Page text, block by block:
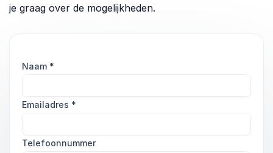
je graag over de mogelijkheden.
Naam *
Emailadres *
Telefoonnummer